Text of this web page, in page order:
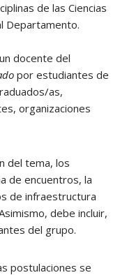
de las Ciencias
Departamento.
docente del
por estudiantes de
as,
organizaciones
del tema, los
de encuentros, la
de infraestructura
debe incluir,
del grupo.
postulaciones se